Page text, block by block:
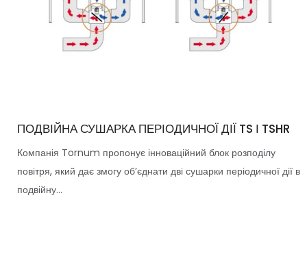
ПОДВІЙНА СУШАРКА ПЕРІОДИЧНОЇ ДІЇ TS І TSHR
Компанія Tornum пропонує інноваційний блок розподілу
повітря, який дає змогу об’єднати дві сушарки періодичної дії в
подвійну...